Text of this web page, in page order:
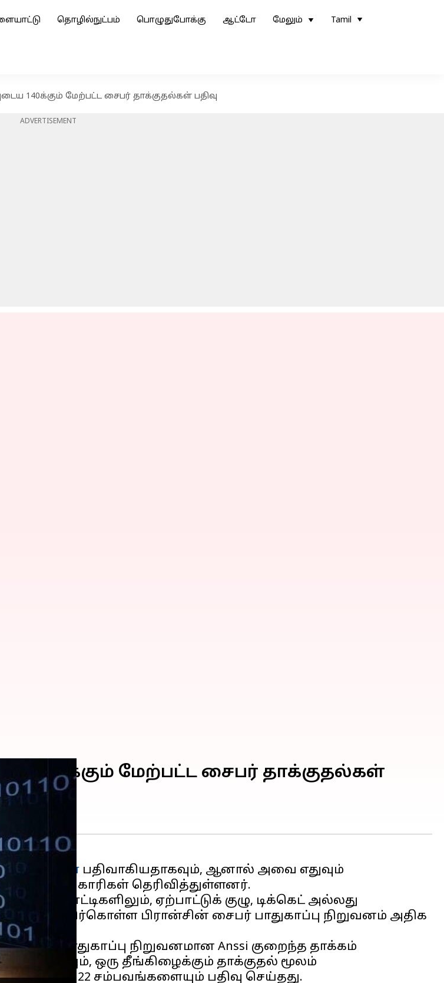
தொழில்நுட்பம் பொழுதுபோக்கு ஆட்டோ மேலும் Tamil
140க்கும் மேற்பட்ட சைபர் தாக்குதல்கள் பதிவு
ADVERTISEMENT
140க்கும் மேற்பட்ட சைபர் தாக்குதல்கள்
பதிவாகியதாகவும், ஆனால் அவை எதுவும்
போட்டிகளிலும், ஏற்பாட்டுக் குழு, டிக்கெட் அல்லது
எதிர்கொள்ள பிரான்சின் சைபர் பாதுகாப்பு நிறுவனம் அதிக
பாதுகாப்பு நிறுவனமான Anssi குறைந்த தாக்கம்
ஒரு தீங்கிழைக்கும் தாக்குதல் மூலம்